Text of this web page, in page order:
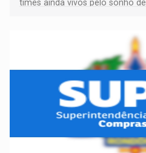
times ainda vivos pelo sonho